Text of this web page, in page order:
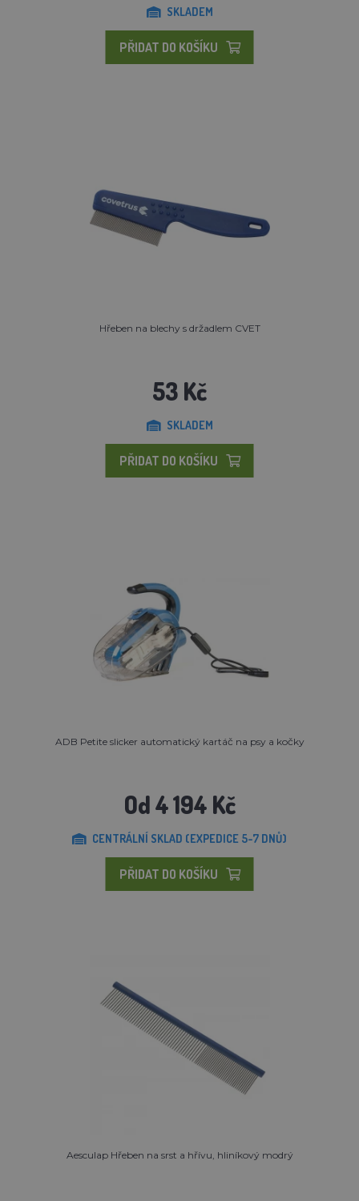
SKLADEM
PŘIDAT DO KOŠÍKU
Hřeben na blechy s držadlem CVET
53 Kč
SKLADEM
PŘIDAT DO KOŠÍKU
ADB Petite slicker automatický kartáč na psy a kočky
Od 4 194 Kč
CENTRÁLNÍ SKLAD (EXPEDICE 5-7 DNŮ)
PŘIDAT DO KOŠÍKU
Aesculap Hřeben na srst a hřívu, hliníkový modrý